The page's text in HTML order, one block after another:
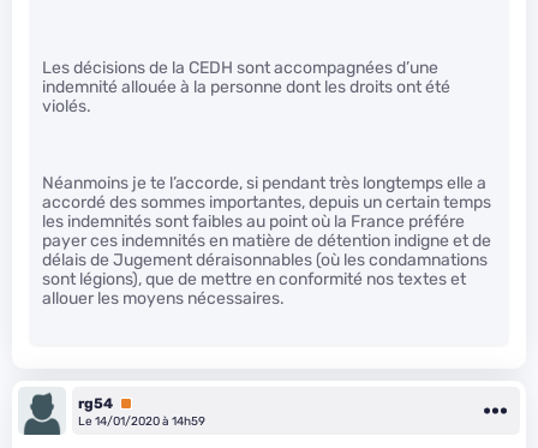
Les décisions de la CEDH sont accompagnées d’une
indemnité allouée à la personne dont les droits ont été
violés.
Néanmoins je te l’accorde, si pendant très longtemps elle a
accordé des sommes importantes, depuis un certain temps
les indemnités sont faibles au point où la France préfére
payer ces indemnités en matière de détention indigne et de
délais de Jugement déraisonnables (où les condamnations
sont légions), que de mettre en conformité nos textes et
allouer les moyens nécessaires.
rg54 Premium
Le 14/01/2020 à 14h59